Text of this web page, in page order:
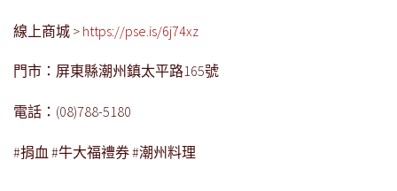
線上商城 > https://pse.is/6j74xz
門市：屏東縣潮州鎮太平路165號
電話： (08)788-5180
#捐血 #牛大福禮券#潮州料理